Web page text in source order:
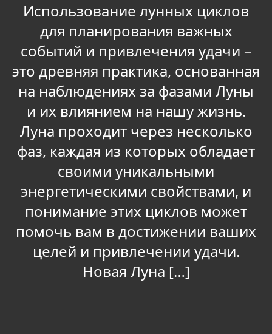
Использование лунных циклов
для планирования важных
событий и привлечения удачи –
это древняя практика, основанная
на наблюдениях за фазами Луны
и их влиянием на нашу жизнь.
Луна проходит через несколько
фаз, каждая из которых обладает
своими уникальными
энергетическими свойствами, и
понимание этих циклов может
помочь вам в достижении ваших
целей и привлечении удачи.
Новая Луна […]